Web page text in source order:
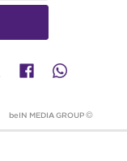
© beIN MEDIA GROUP